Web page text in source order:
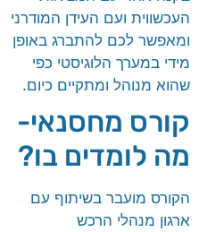
העכשווית ועם העידן המודרני
ומאפשר לכם להתברג באופן
מידי במערך הלוגיסטי כפי
שהוא מנוהל ומתקיים כיום.
קורס מחסנאי-
מה לומדים בו?
הקורס מועבר בשיתוף עם
ארגון מנהלי הרכש